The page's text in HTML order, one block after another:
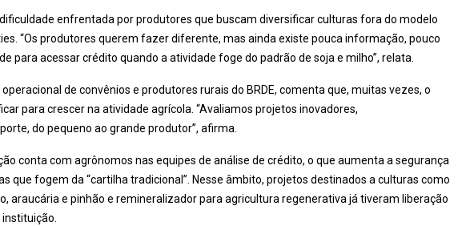
enfrentada por produtores que buscam diversificar culturas fora do modelo
“Os produtores querem fazer diferente, mas ainda existe pouca informação, pouco
para acessar crédito quando a atividade foge do padrão de soja e milho”, relata.
de convênios e produtores rurais do BRDE, comenta que, muitas vezes, o
para crescer na atividade agrícola. “Avaliamos projetos inovadores,
do pequeno ao grande produtor”, afirma.
conta com agrônomos nas equipes de análise de crédito, o que aumenta a segurança
que fogem da “cartilha tradicional”. Nesse âmbito, projetos destinados a culturas como
araucária e pinhão e remineralizador para agricultura regenerativa já tiveram liberação